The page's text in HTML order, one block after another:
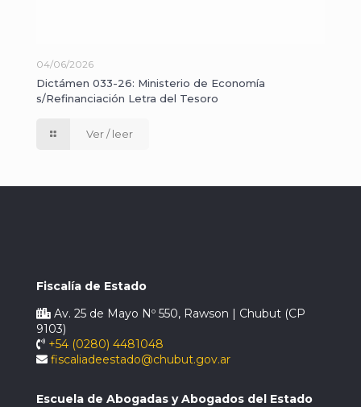
04/06/2026
Dictámen 033-26: Ministerio de Economía
s/Refinanciación Letra del Tesoro
Ver / leer
Fiscalía de Estado
Av. 25 de Mayo Nº 550, Rawson | Chubut (CP
9103)
+54 (0280) 4481048
fiscaliadeestado@chubut.gov.ar
Escuela de Abogadas y Abogados del Estado